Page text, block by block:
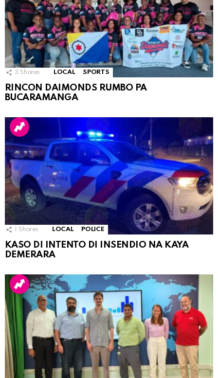
3 Shares LOCAL SPORTS
RINCON DAIMONDS RUMBO PA
BUCARAMANGA
Shares LOCAL POLICE
KASO DI INTENTO DI INSENDIO NA KAYA
DEMERARA